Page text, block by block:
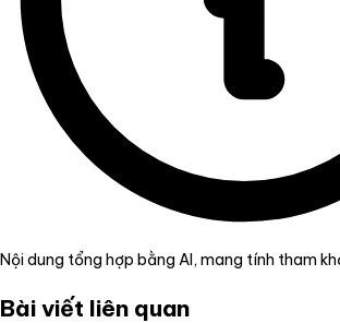
Nội dung tổng hợp bằng AI, mang tính tham
Bài viết liên quan